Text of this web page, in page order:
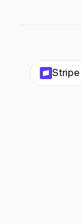
Stripe